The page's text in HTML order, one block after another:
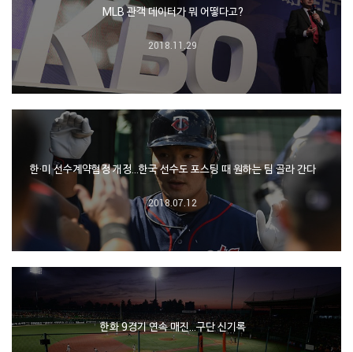
MLB 관객 데이터가 뭐 어떻다고?
2018.11.29
한·미 선수계약협정 개정…한국 선수도 포스팅 때 원하는 팀 골라 간다
2018.07.12
한화 9경기 연속 매진…구단 신기록